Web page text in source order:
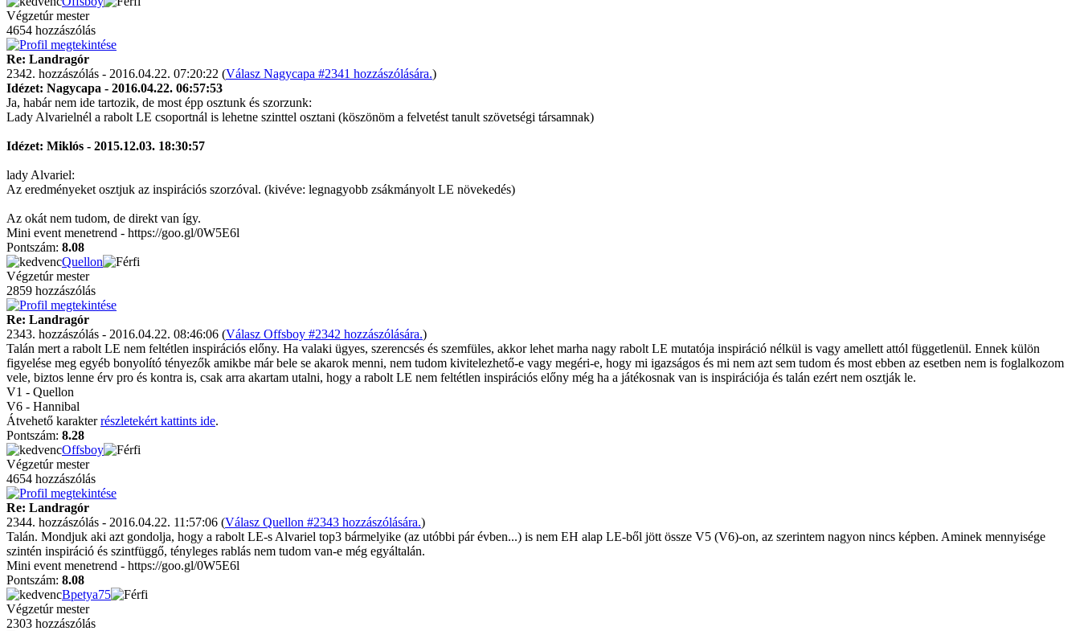
Végzetúr mester
4654 hozzászólás
Re: Landragór
2342. hozzászólás - 2016.04.22. 07:20:22 (Válasz Nagycapa #2341 hozzászólására.)
Idézet: Nagycapa - 2016.04.22. 06:57:53
Ja, habár nem ide tartozik, de most épp osztunk és szorzunk:
Lady Alvarielnél a rabolt LE csoportnál is lehetne szinttel osztani (köszönöm a felvetést tanult szövetségi társamnak)
Idézet: Miklós - 2015.12.03. 18:30:57
lady Alvariel:
Az eredményeket osztjuk az inspirációs szorzóval. (kivéve: legnagyobb zsákmányolt LE növekedés)
Az okát nem tudom, de direkt van így.
Mini event menetrend - https://goo.gl/0W5E6l
Pontszám: 8.08
Quellon
Végzetúr mester
2859 hozzászólás
Re: Landragór
2343. hozzászólás - 2016.04.22. 08:46:06 (Válasz Offsboy #2342 hozzászólására.)
Talán mert a rabolt LE nem feltétlen inspirációs előny. Ha valaki ügyes, szerencsés és szemfüles, akkor lehet marha nagy rabolt LE mutatója inspiráció nélkül is vagy amellett attól függetlenül. Ennek külön
figyelése meg egyéb bonyolító tényezők amikbe már bele se akarok menni, nem tudom kivitelezhető-e vagy megéri-e, hogy mi igazságos és mi nem azt sem tudom és most ebben az esetben nem is foglalkozom
vele, biztos lenne érv pro és kontra is, csak arra akartam utalni, hogy a rabolt LE nem feltétlen inspirációs előny még ha a játékosnak van is inspirációja és talán ezért nem osztják le.
V1 - Quellon
V6 - Hannibal
Átvehető karakterrészletekért kattints ide.
Pontszám: 8.28
Offsboy
Végzetúr mester
4654 hozzászólás
Re: Landragór
2344. hozzászólás - 2016.04.22. 11:57:06 (Válasz Quellon #2343 hozzászólására.)
Talán. Mondjuk aki azt gondolja, hogy a rabolt LE-s Alvariel top3 bármelyike (az utóbbi pár évben...) is nem EH alap LE-ből jött össze V5 (V6)-on, az szerintem nagyon nincs képben. Aminek mennyisége
szintén inspiráció és szintfüggő, tényleges rablás nem tudom van-e még egyáltalán.
Mini event menetrend - https://goo.gl/0W5E6l
Pontszám: 8.08
Bpetya75
Végzetúr mester
2303 hozzászólás